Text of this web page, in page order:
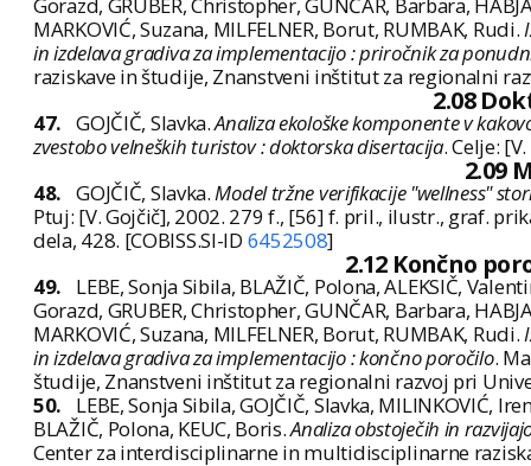
MARKOVIĆ, Suzana, MILFELNER, Borut, RUMBAK, Rudi.
in izdelava gradiva za implementacijo : priročnik za
raziskave in študije, Znanstveni inštitut za regionalni
2.08
47. GOJČIČ, Slavka.Analiza ekološke komponente v
zvestobo velneških turistov : doktorska disertacija. Celje:
2.09
48. GOJČIČ, Slavka.Model tržne verifikacije "wellness"
Ptuj: [V. Gojčič], 2002. 279 f., [56] f. pril., ilustr., graf.
dela, 428. [COBISS.SI-ID 6452508]
2.12 Končno
49.
LEBE, Sonja Sibila, BLAŽIČ, Polona, ALEKSIČ,
Gorazd, GRUBER, Christopher, GUNČAR, Barbara,
MARKOVIĆ, Suzana, MILFELNER, Borut, RUMBAK, Rudi.
in izdelava gradiva za implementacijo : končno poročilo.
študije, Znanstveni inštitut za regionalni razvoj pri
50.
LEBE, Sonja Sibila, GOJČIČ, Slavka, MILINKOVIĆ,
BLAŽIČ, Polona, KEUC, Boris.Analiza obstoječih in
Center za interdisciplinarne in multidisciplinarne